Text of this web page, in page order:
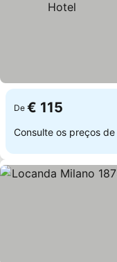
De € 115
Consulte os preços de